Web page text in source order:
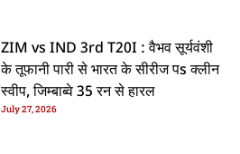
ZIM vs IND 3rd T20I : वैभव सूर्यवंशी
के तूफानी पारी से भारत के सीरीज पs क्लीन
स्वीप, जिम्बाब्वे 35 रन से हारल
July 27, 2026